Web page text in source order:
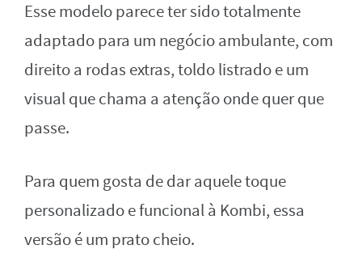
Esse modelo parece ter sido totalmente
adaptado para um negócio ambulante, com
direito a rodas extras, toldo listrado e um
visual que chama a atenção onde quer que
passe.
Para quem gosta de dar aquele toque
personalizado e funcional à Kombi, essa
versão é um prato cheio.